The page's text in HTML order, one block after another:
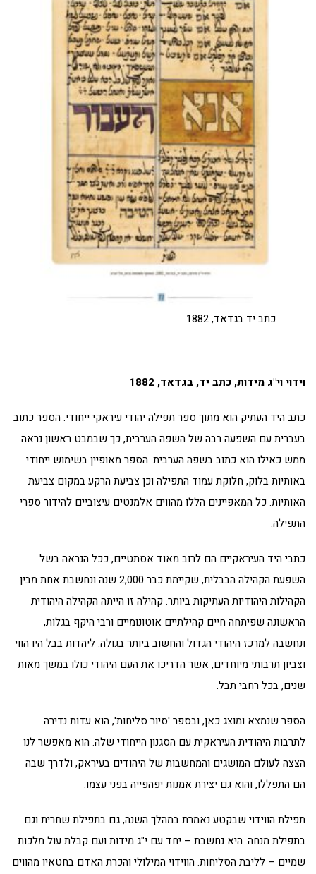
כתב יד בגדאד, 1882
וידוי וי"ג מידות, כתב יד, בגדאד, 1882
כתב היד העתיק הוא מתוך ספר תפילה יהודי עיראקי ייחודי. הספר כתוב
בעברית עם השפעה רבה של השפה הערבית, כך שבמבט ראשון נראה
ממש כאילו הוא כתוב בשפה הערבית. הספר מאופיין בשימוש ייחודי
באותיות בלוק, חלוקת עמוד התפילה וכן צביעת הרקע במקום צביעת
האותיות. כל המאפיינים הללו מהווים אלמנטים עיצוביים להידור ספרי
התפילה.
כתבי היד העיראקיים הם לרוב מאוד אסתטיים, ככל הנראה בשל
השפעת הקהילה הבבלית, שקיימת כבר 2,000 שנה ונחשבת אחת מבין
הקהילות היהודיות העתיקות ביותר. קהילה זו הייתה הקהילה היהודית
הראשונה שפיתחה חיים קהילתיים אוטונומיים ורבי היקף בגלות,
ונחשבה למרכז היהודי הגדול והחשוב ביותר בגולה. ליהדות בבל היו הווי
וצביון תרבותי מיוחדים, אשר הדריכו את העם היהודי כולו במשך מאות
שנים, בכל רחבי תבל.
הספר שנמצא ומוצג כאן, ובספר 'סיור סליחות', הוא עדות נדירה
לתרבות היהודית העיראקית עם הסגנון הייחודי שלה. הוא מאפשר לנו
הצצה לעולם המושגים והמחשבות של היהודים בעיראק, ולדרך שבה
הם התפללו, והוא גם יצירת אמנות יפהפייה בפני עצמו.
תפילת הווידוי שבקטע נאמרת במהלך השנה, גם בתפילת שחרית וגם
בתפילת מנחה. היא נחשבת – יחד עם י"ג מידות ועם קבלת עול מלכות
שמיים – לליבת הסליחות. הווידוי המילולי והכרת האדם בחטאיו מהווים